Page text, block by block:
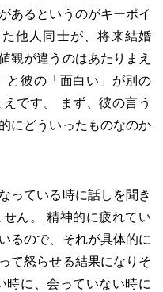
あるというのがキーポイ
他人同士が、将来結婚
観が違うのはあたりまえ
と彼の「面白い」が別の
です。 まず、彼の言う
にどういったものなのか
っている時に話しを聞き
ん。 精神的に疲れてい
るので、それが具体的に
て怒らせる結果になりそ
時に、会っていない時に